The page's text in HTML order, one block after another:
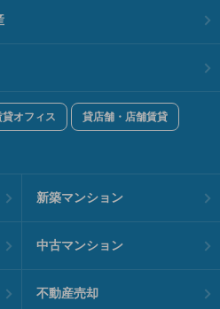
オフィス 貸店舗・店舗賃貸
新築マンション
中古マンション
不動産売却